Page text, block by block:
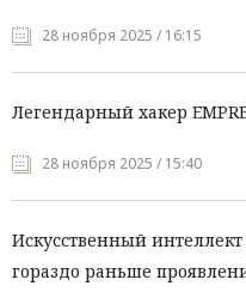
28 ноября 2025 / 16:15
Легендарный хакер
28 ноября 2025 / 15:40
Искусственный
гораздо раньше